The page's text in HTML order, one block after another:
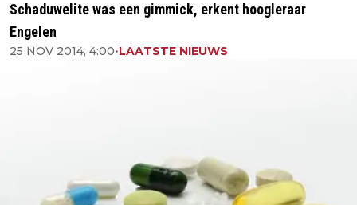
Schaduwelite was een gimmick, erkent hoogleraar
Engelen
25 NOV 2014, 4:00•LAATSTE NIEUWS